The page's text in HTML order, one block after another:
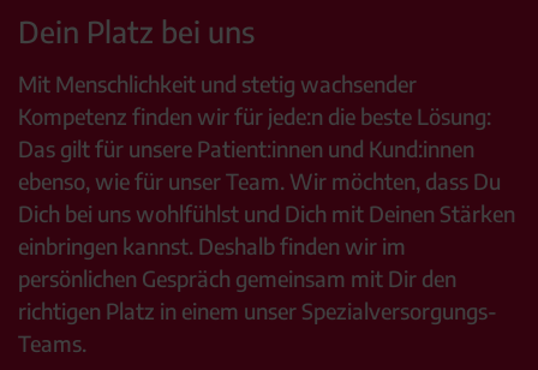
Dein Platz bei uns
Mit Menschlichkeit und stetig wachsender
Kompetenz finden wir für jede:n die beste Lösung:
Das gilt für unsere Patient:innen und Kund:innen
ebenso, wie für unser Team. Wir möchten, dass Du
Dich bei uns wohlfühlst und Dich mit Deinen Stärken
einbringen kannst. Deshalb finden wir im
persönlichen Gespräch gemeinsam mit Dir den
richtigen Platz in einem unser Spezialversorgungs-
Teams.